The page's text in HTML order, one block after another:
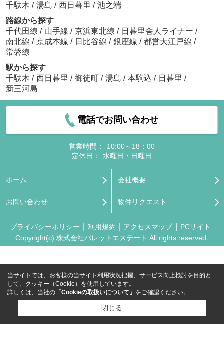
千駄木 / 湯島 / 西日暮里 / 池之端
路線から探す
千代田線 / 山手線 / 京浜東北線 / 日暮里舎人ライナー /
南北線 / 京成本線 / 日比谷線 / 銀座線 / 都営大江戸線 /
常磐線
駅から探す
千駄木 / 西日暮里 / 御徒町 / 湯島 / 本駒込 / 日暮里 /
新三河島
電話でお問い合わせ
営業時間：
10:00～18：00
定休日：
水曜日・日曜日
ホーム 会社概要
お問い合わせ 物件リクエスト
プライバシーポリシー 利用規約 アクセスマップ
PCサイト
Copyright(c) 株式会社パレットエステート All rights reserved.
当サイトでは、お客様の当サイト利用状況把握、サービス向上検討を目的と
して、クッキー（Cookie）を使用しています。
詳しくは、当社の 「Cookieの取扱いについて」 をご確認ください。
閉じる